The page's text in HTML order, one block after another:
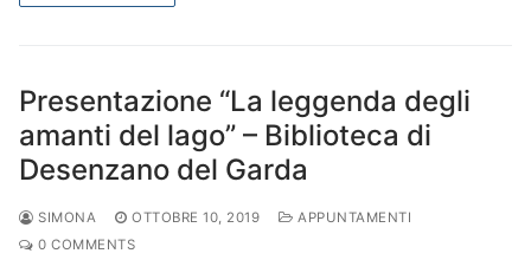
Presentazione “La leggenda degli
amanti del lago” – Biblioteca di
Desenzano del Garda
SIMONA OTTOBRE 10, 2019
APPUNTAMENTI
0 COMMENTS